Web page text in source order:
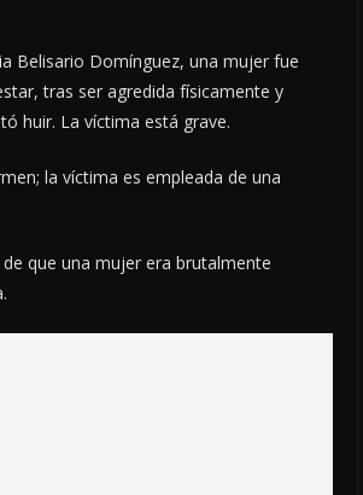
Belisario Domínguez, una mujer fue
tras ser agredida físicamente y
huir. La víctima está grave.
la víctima es empleada de una
que una mujer era brutalmente